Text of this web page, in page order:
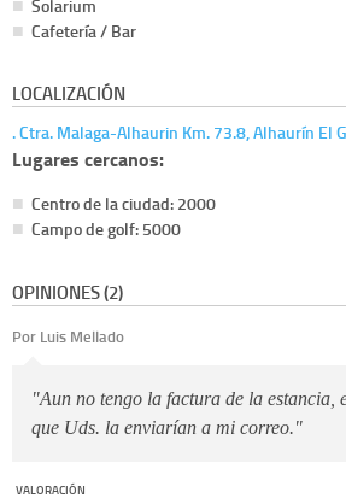
Solarium
Cafetería / Bar
LOCALIZACIÓN
. Ctra. Malaga-Alhaurin Km. 73.8, Alhaurín El
Lugares cercanos:
Centro de la ciudad: 2000
Campo de golf: 5000
OPINIONES (2)
Por Luis Mellado
"Aun no tengo la factura de la estancia,
que Uds. la enviarían a mi correo."
VALORACIÓN